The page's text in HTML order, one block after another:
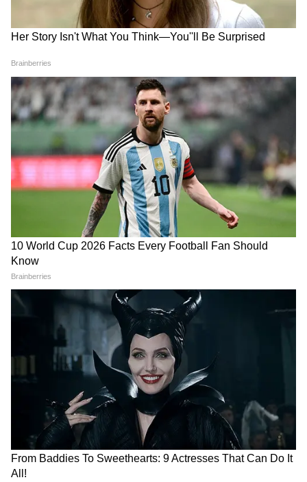
Follow Us
मनोरंजन जगत की सबसे खास खबरें अब एक क्लिक पर।
फिल्में, टीवी शो, वेब सीरीज़ और स्टार अपडेट्स के लिए
Bollywood News in HindiऔरEntertainment
News in Hindiसेक्शन देखें। टीवी शोज़, टीआरपी और
सीरियल अपडेट्स के लिएTV News in Hindi
पढ़ें।
साउथ फिल्मों की बड़ी ख़बरों के लिए
South Cinema
News, और भोजपुरी इंडस्ट्री अपडेट्स के लिएBhojpuri
Newsसेक्शन फॉलो करें — सबसे तेज़ एंटरटेनमेंट कवरेज
यहीं।
DOWNLOAD APP
RECOMMENDED STORIES